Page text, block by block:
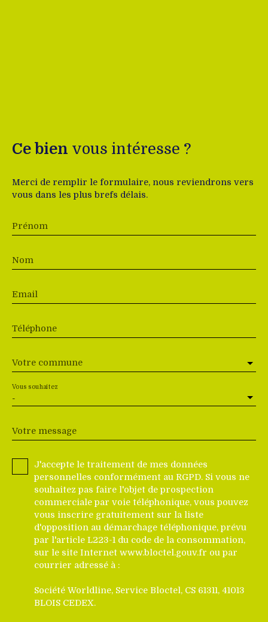
Ce bien vous intéresse ?
Merci de remplir le formulaire, nous reviendrons vers
vous dans les plus brefs délais.
Prénom
Nom
Email
Téléphone
Votre commune
-
Vous souhaitez
Votre message
J'accepte le traitement de mes données
personnelles conformément au RGPD. Si vous ne
souhaitez pas faire l'objet de prospection
commerciale par voie téléphonique, vous pouvez
vous inscrire gratuitement sur la liste
d'opposition au démarchage téléphonique, prévu
par l'article L223-1 du code de la consommation,
sur le site Internet www.bloctel.gouv.fr ou par
courrier adressé à :
Société Worldline, Service Bloctel, CS 61311, 41013
BLOIS CEDEX.